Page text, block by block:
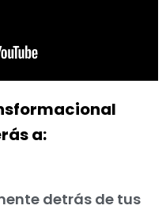
a:
detrás de tus